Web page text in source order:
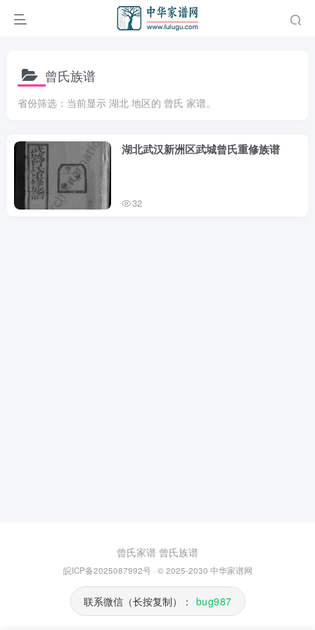
曾氏族谱
省份筛选：当前显示 湖北 地区的 曾氏 家谱。
湖北武汉新洲区武城曾氏重修族谱
32
曾氏家谱 曾氏族谱
皖ICP备2025087992号· © 2025-2030 中华家谱网
联系微信（长按复制）： bug987